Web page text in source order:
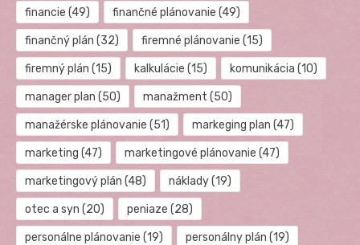
financie (49) finančné plánovanie (49)
finančný plán (32) firemné plánovanie (15)
firemný plán (15) kalkulácie (15) komunikácia (10)
manager plan (50) manažment (50)
manažérske plánovanie (51) markeging plan (47)
marketing (47) marketingové plánovanie (47)
marketingový plán (48) náklady(19)
otec a syn (20) peniaze (28)
personálne plánovanie (19) personálny plán (19)